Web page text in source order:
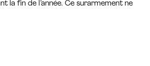
la fin de l’année. Ce surarmement ne